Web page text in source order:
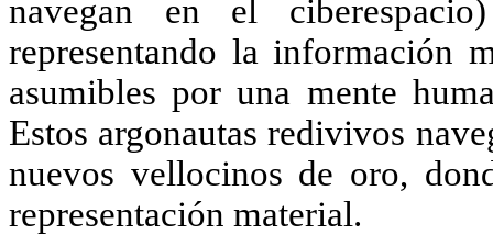
navegan en el
representando la información
asumibles por una mente
Estos argonautas redivivos
nuevos vellocinos de oro,
representación material.